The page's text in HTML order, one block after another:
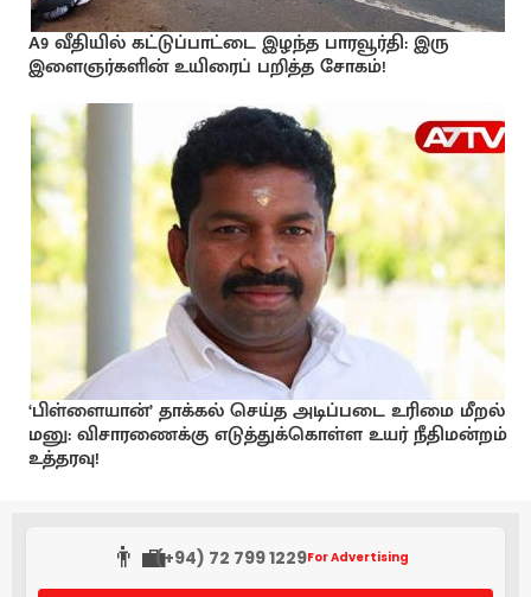
A9 வீதியில் கட்டுப்பாட்டை இழந்த பாரவூர்தி: இரு
இளைஞர்களின் உயிரைப் பறித்த சோகம்!
‘பிள்ளையான்’ தாக்கல் செய்த அடிப்படை உரிமை மீறல்
மனு: விசாரணைக்கு எடுத்துக்கொள்ள உயர் நீதிமன்றம்
உத்தரவு!
👨‍💼(+94) 72 799 1229For Advertising